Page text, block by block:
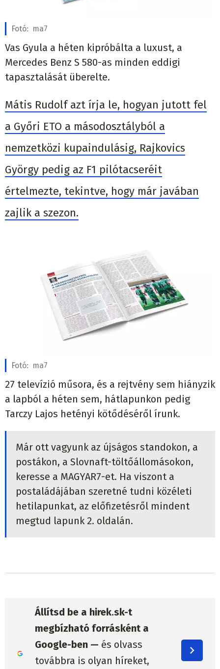
Fotó: ma7
Vas Gyula a héten kipróbálta a luxust, a
Mercedes Benz S 580-as minden eddigi
tapasztalását überelte.
Mátis Rudolf azt írja le, hogyan jutott fel
a Győri ETO a másodosztályból a
nemzetközi kupaindulásig, Rajkovics
György pedig az F1 pilótacseréit
értelmezte, tekintve, hogy már javában
zajlik a szezon.
Fotó: ma7
27 televízió műsora, és a rejtvény sem hiányzik
a lapból a héten sem, hátlapunkon pedig
Tarczy Lajos hetényi kötődéséről írunk.
Már ott vagyunk az újságos standokon, a
postákon, a Slovnaft-töltőállomásokon,
keresse a MAGYAR7-et. Ha viszont a
postaládájában szeretné tudni közéleti
hetilapunkat, az előfizetésről mindent
megtud lapunk 2. oldalán.
Állítsd be a hirek.sk-t
megbízható forrásként a
Google-ben — és olvass
továbbra is olyan híreket,